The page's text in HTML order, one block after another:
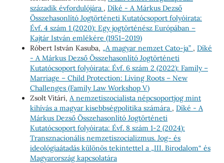
századik évfordulójára , Díké - A Márkus Dezső
Összehasonlító Jogtörténeti Kutatócsoport folyóirata:
Évf. 4 szám 1 (2020): Egy jogtörténész Európában –
Kajtár István emlékére (1951–2019)
Róbert István Kasuba, „A magyar nemzet Cato-ja” , Díké
- A Márkus Dezső Összehasonlító Jogtörténeti
Kutatócsoport folyóirata: Évf. 6 szám 2 (2022): Family –
Marriage – Child Protection: Living Roots – New
Challenges (Family Law Workshop V)
Zsolt Vitári, A nemzetiszocialista népcsoportjog mint
kihívás a magyar kisebbségpolitika számára , Díké - A
Márkus Dezső Összehasonlító Jogtörténeti
Kutatócsoport folyóirata: Évf. 8 szám 1-2 (2024):
Transznacionális nemzetiszocializmus. Jog- és
ideológiaátadás különös tekintettel a „III. Birodalom“ és
Magyarország kapcsolatára